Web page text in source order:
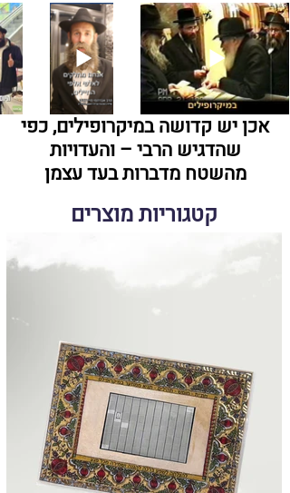
אכן יש קדושה במיקרופילים, כפי
שהדגיש הרבי – והעדויות
מהשטח מדברות בעד עצמן
קטגוריות מוצרים